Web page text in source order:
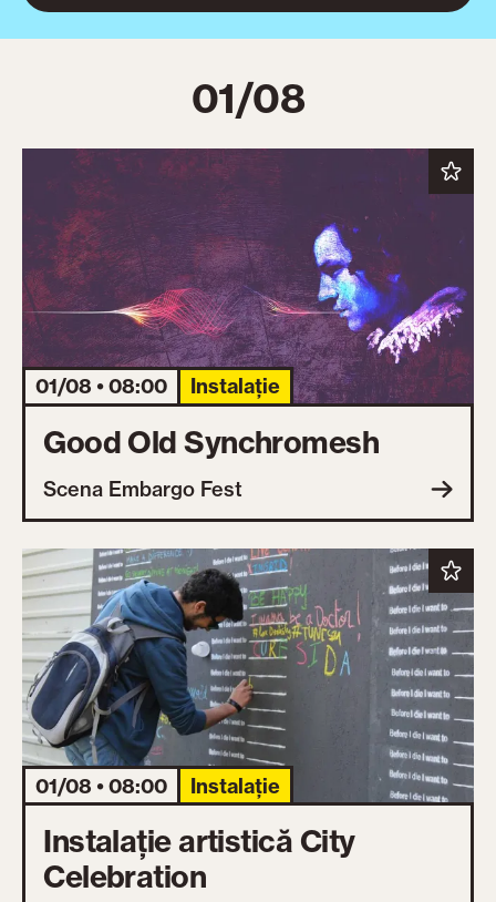
01/08
01/08 • 08:00 Instalație
Good Old Synchromesh
Scena Embargo Fest
01/08 • 08:00 Instalație
Instalație artistică City
Celebration